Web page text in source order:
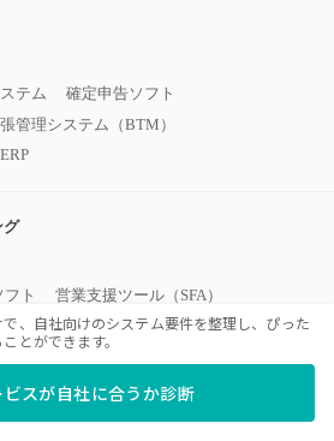
テム
確定申告ソフト
管理システム（BTM）
ERP
グ
ト
営業支援ツール（SFA）
ト Web接客
予約システム
、自社向けのシステム要件を整理し、ぴった
とができます。
ビスが自社に合うか診断